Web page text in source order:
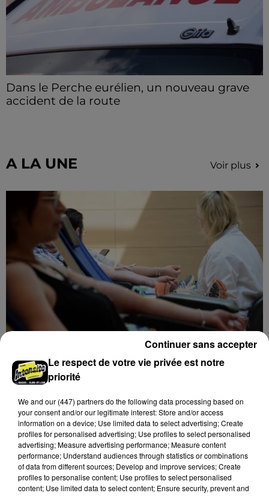
Dans le Perche eurélien, un nouveau grave
accident de la route
A LA UNE Voir plus
Les collectes de sang restent en tension en Eure-et-
Loir, avec de nombreux créneaux à réserver.
LE GRAND FORMAT Voir plus
Le respect de votre vie privée est notre
priorité
We and our (447) partnersdo the following data processing based on
your consent and/or our legitimate interest: Store and/or access
information on a device; Use limited data to select advertising; Create
profiles for personalised advertising; Use profiles to select personalised
advertising; Measure advertising performance; Measure content
performance; Understand audiences through statistics or combinations
of data from different sources; Develop and improve services; Create
profiles to personalise content; Use profiles to select personalised
content; Use limited data to select content; Ensure security, prevent and
Continuer sans accepter